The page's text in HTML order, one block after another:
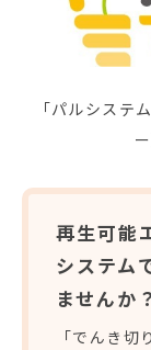
「パルシステ
再生可能
システム
ませんか？
「でんき